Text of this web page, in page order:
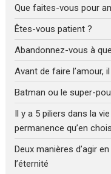
Que faites-vous pour
Êtes-vous patient ?
Abandonnez-vous à
Avant de faire l’amour,
Batman ou le super-
Il y a 5 piliers dans la
permanence qu’en
Deux manières d’agir
l’éternité